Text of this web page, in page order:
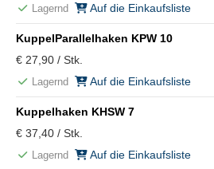
Lagernd Auf die Einkaufsliste
KuppelParallelhaken KPW 10
€ 27,90 / Stk.
Lagernd Auf die Einkaufsliste
Kuppelhaken KHSW 7
€ 37,40 / Stk.
Lagernd Auf die Einkaufsliste